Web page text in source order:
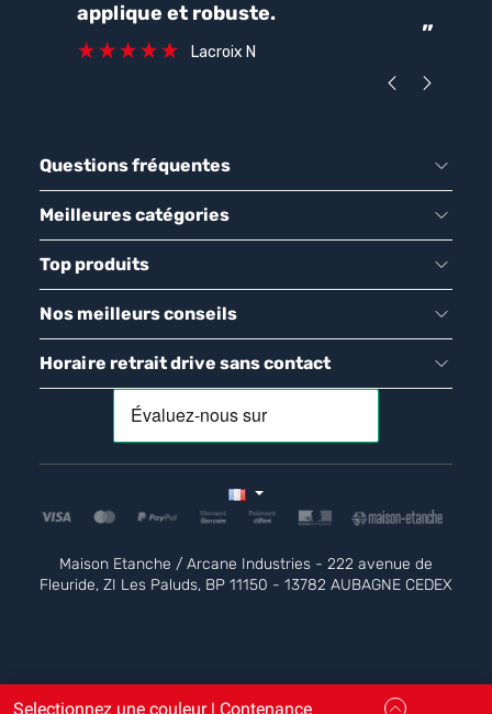
”
applique et robuste.
Lacroix N
Questions fréquentes
Meilleures catégories
Top produits
Nos meilleurs conseils
Horaire retrait drive sans contact
Maison Etanche / Arcane Industries - 222 avenue de
Fleuride, ZI Les Paluds, BP 11150 - 13782 AUBAGNE CEDEX
Selectionnez une couleur | Contenance